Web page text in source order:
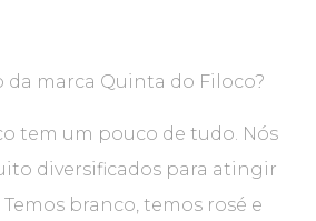
marca Quinta do Filoco?
tem um pouco de tudo. Nós
diversificados para atingir
branco, temos rosé e